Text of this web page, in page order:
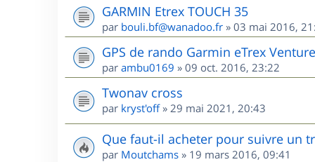
GARMIN Etrex TOUCH 35
par bouli.bf@wanadoo.fr » 03 mai 2016,
GPS de rando Garmin eTrex
par ambu0169 » 09 oct. 2016, 23:22
Twonav cross
par kryst'off» 29 mai 2021, 20:43
Que faut-il acheter pour suivre un
par Moutchams » 19 mars 2016, 09:41